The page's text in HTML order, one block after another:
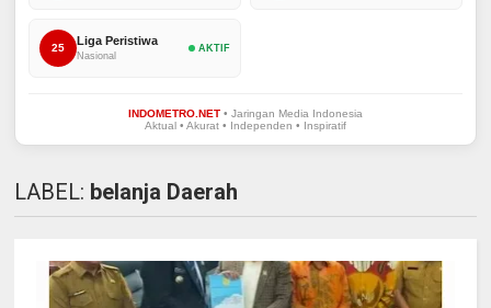
25
Liga Peristiwa
Nasional
AKTIF
INDOMETRO.NET• Jaringan Media Indonesia
Aktual • Akurat • Independen • Inspiratif
LABEL: belanja Daerah